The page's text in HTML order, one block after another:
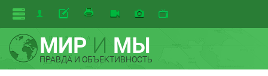
МИРИ МЫ
ПРАВДА И ОБЪЕКТИВНОСТЬ